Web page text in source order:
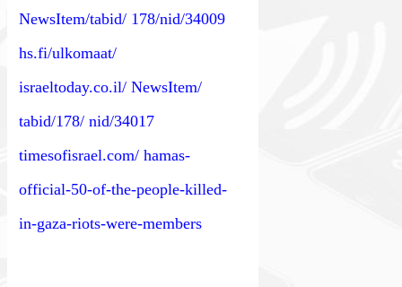
NewsItem/tabid/ 178/nid/34009
hs.fi/ulkomaat/
israeltoday.co.il/ NewsItem/
tabid/178/ nid/34017
timesofisrael.com/ hamas-
official-50-of-the-people-killed-
in-gaza-riots-were-members